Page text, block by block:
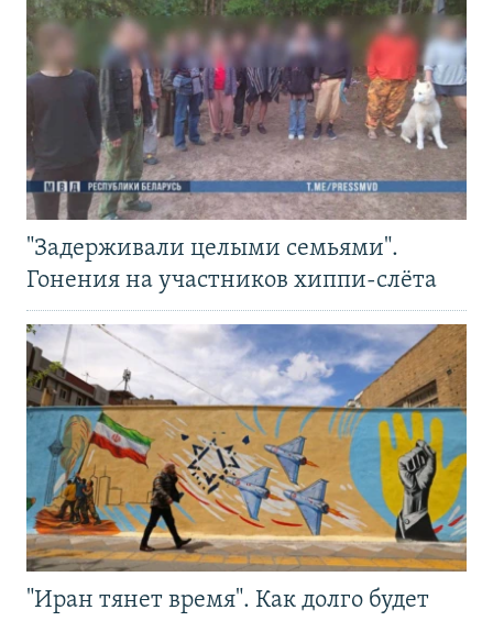
"Задерживали целыми семьями".
Гонения на участников хиппи-слёта
"Иран тянет время". Как долго будет